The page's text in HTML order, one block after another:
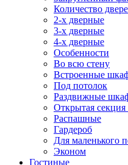
Количество
2-х дверные
3-х дверные
4-х дверные
Особенности
Во всю стену
Встроенные
Под потолок
Раздвижные
Открытая секция
Распашные
Гардероб
Для маленького
Эконом
Гостиные